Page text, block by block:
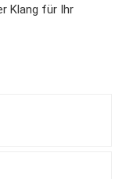
Klang für Ihr